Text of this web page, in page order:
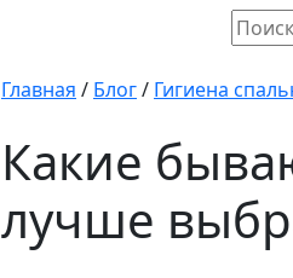
Найти:
Главная / Блог/ Гигиена
Какие
лучше